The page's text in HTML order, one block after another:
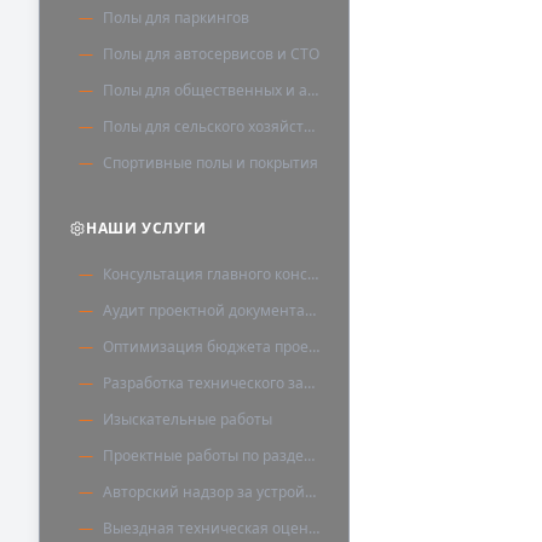
Полы для паркингов
Полы для автосервисов и СТО
Полы для общественных и административных зданий
Полы для сельского хозяйства
Спортивные полы и покрытия
НАШИ УСЛУГИ
Консультация главного конструктора
Аудит проектной документации
Оптимизация бюджета проекта
Разработка технического задания
Изыскательные работы
Проектные работы по разделу «Полы»
Авторский надзор за устройством полов
Выездная техническая оценка